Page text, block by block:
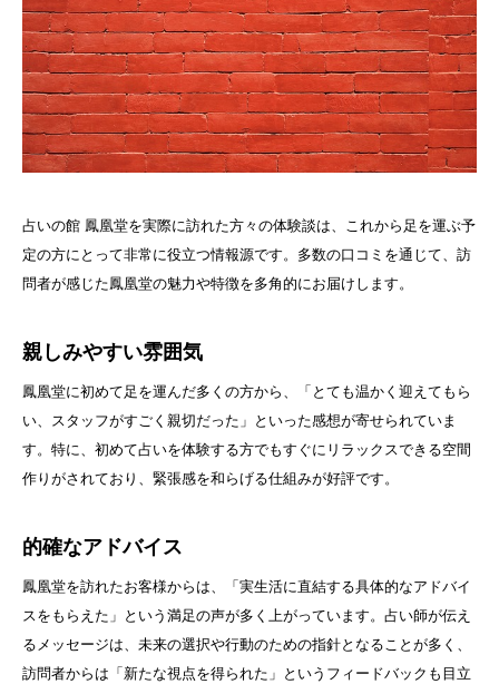
占いの館 鳳凰堂を実際に訪れた方々の体験談は、これから足を運ぶ予
定の方にとって非常に役立つ情報源です。多数の口コミを通じて、訪
問者が感じた鳳凰堂の魅力や特徴を多角的にお届けします。
親しみやすい雰囲気
鳳凰堂に初めて足を運んだ多くの方から、「とても温かく迎えてもら
い、スタッフがすごく親切だった」といった感想が寄せられていま
す。特に、初めて占いを体験する方でもすぐにリラックスできる空間
作りがされており、緊張感を和らげる仕組みが好評です。
的確なアドバイス
鳳凰堂を訪れたお客様からは、「実生活に直結する具体的なアドバイ
スをもらえた」という満足の声が多く上がっています。占い師が伝え
るメッセージは、未来の選択や行動のための指針となることが多く、
訪問者からは「新たな視点を得られた」というフィードバックも目立